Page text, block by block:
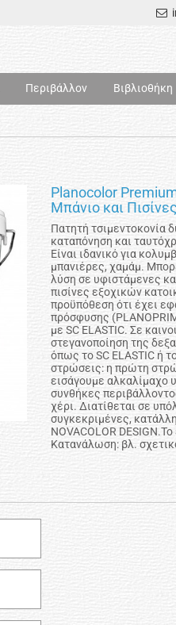
Περιβάλλον Βιβλιοθήκη
Planocolor
Μπάνιο και
Πατητή τσιμεντοκονία
καταπόνηση και
Είναι ιδανικό για
μπανιέρες, χαμάμ.
λύση σε υφιστάμενες
πισίνες εξοχικών
προϋπόθεση ότι έχει
πρόσφυσης
με SC ELASTIC. Σε
στεγανοποίηση της
όπως το SC ELASTIC ή
στρώσεις: η πρώτη
εισάγουμε αλκαλίμαχο
συνθήκες
χέρι. Διατίθεται σε
συγκεκριμένες,
NOVACOLOR
Κατανάλωση: βλ.